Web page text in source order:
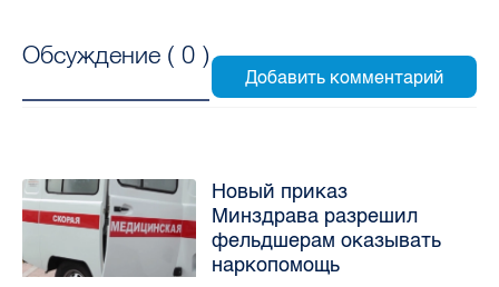
Обсуждение ( 0 )
Новый приказ
Минздрава разрешил
фельдшерам оказывать
наркопомощь